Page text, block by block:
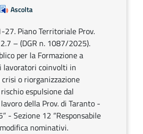
Ascolta
27. Piano Territoriale Prov.
– (DGR n. 1087/2025).
per la Formazione a
lavoratori coinvolti in
o riorganizzazione
espulsione dal
della Prov. di Taranto -
- Sezione 12 “Responsabile
nominativi.